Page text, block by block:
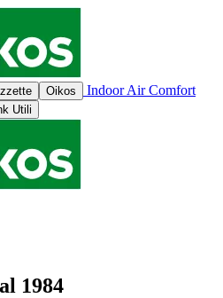
Oikos
Indoor Air Comfort
Utili
1984